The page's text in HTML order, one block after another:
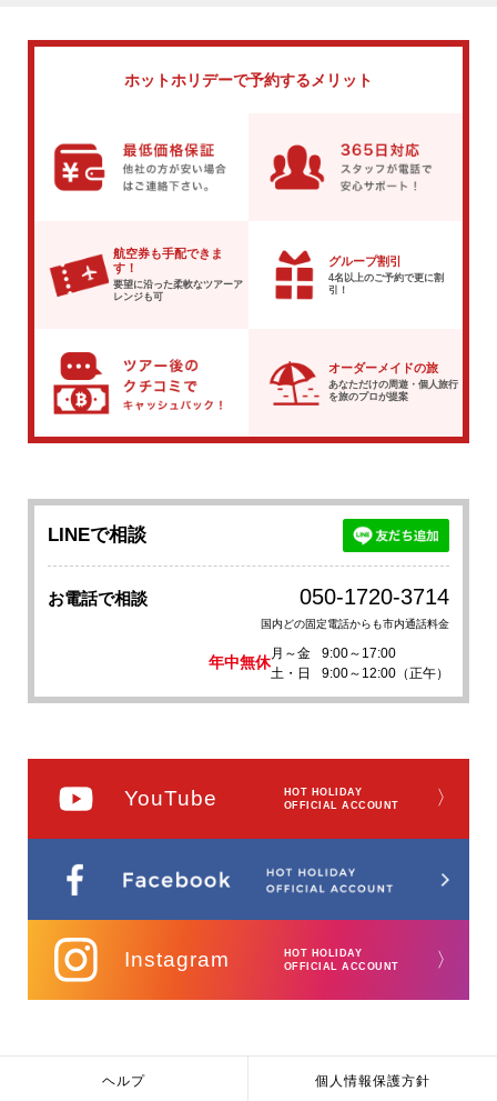
ホットホリデーで予約するメリット
航空券も手配できま
す！
要望に沿った柔軟なツアーア
レンジも可
グループ割引
4名以上のご予約で更に割
引！
オーダーメイドの旅
あなただけの周遊・個人旅行
を旅のプロが提案
LINEで相談
お電話で相談 050-1720-3714
国内どの固定電話からも市内通話料金
年中無休
月～金
9:00～17:00
土・日
9:00～12:00（正午）
YouTube
HOT HOLIDAY
OFFICIAL ACCOUNT
〉
Instagram
HOT HOLIDAY
OFFICIAL ACCOUNT
〉
ヘルプ 個人情報保護方針